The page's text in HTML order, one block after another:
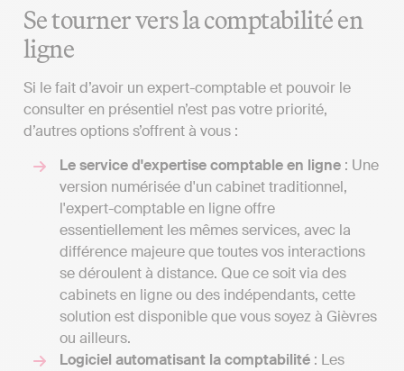
Se tourner vers la comptabilité en
ligne
Si le fait d’avoir un expert-comptable et pouvoir le
consulter en présentiel n’est pas votre priorité,
d’autres options s’offrent à vous :
Le service d'expertise comptable en ligne : Une
version numérisée d'un cabinet traditionnel,
l'expert-comptable en ligne offre
essentiellement les mêmes services, avec la
différence majeure que toutes vos interactions
se déroulent à distance. Que ce soit via des
cabinets en ligne ou des indépendants, cette
solution est disponible que vous soyez à Gièvres
ou ailleurs.
Logiciel automatisant la comptabilité : Les